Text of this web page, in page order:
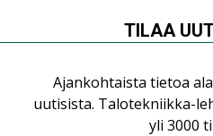
TILAA
Ajankohtaista tietoa
uutisista. Talotekniikka-
yli 3000